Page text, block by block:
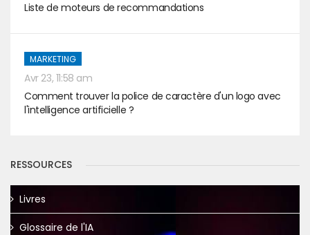
Liste de moteurs de recommandations
MARKETING
Avr 23, 11:58 am
Comment trouver la police de caractère d'un logo avec
l'intelligence artificielle ?
RESSOURCES
Livres
Glossaire de l'IA